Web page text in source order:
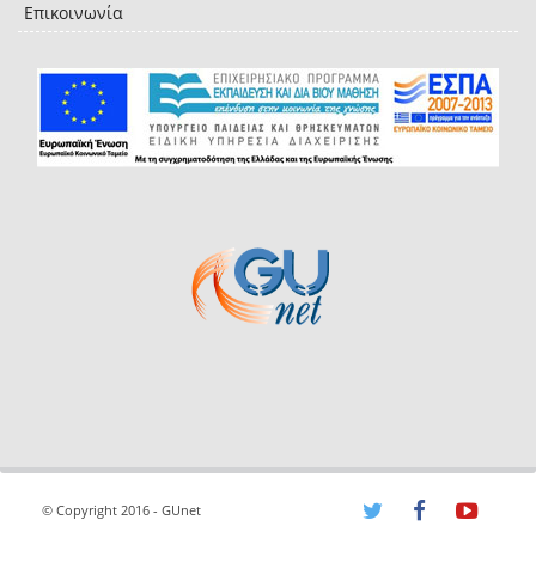
Επικοινωνία
© Copyright 2016 - GUnet